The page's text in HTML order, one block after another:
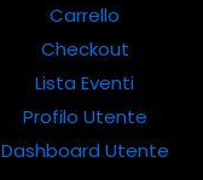
Carrello
Checkout
Lista Eventi
Profilo Utente
Dashboard Utente